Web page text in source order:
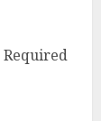
Required